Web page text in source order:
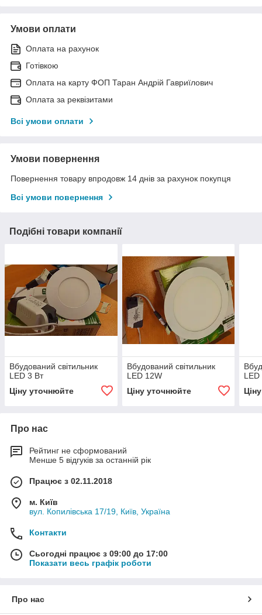
Умови оплати
Оплата на рахунок
Готівкою
Оплата на карту ФОП Таран Андрій Гавриїлович
Оплата за реквізитами
Всі умови оплати
Умови повернення
Повернення товару впродовж 14 днів за рахунок покупця
Всі умови повернення
Подібні товари компанії
Вбудований світильник
LED 3 Вт
Ціну уточнюйте
Вбудований світильник
LED 12W
Ціну уточнюйте
LED
Про нас
Рейтинг не сформований
Менше 5 відгуків за останній рік
Працює з 02.11.2018
м. Київ
вул. Копилівська 17/19, Київ, Україна
Контакти
Сьогодні працює з 09:00 до 17:00
Показати весь графік роботи
Про нас